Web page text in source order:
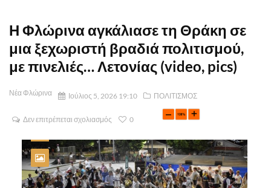
Η Φλώρινα αγκάλιασε τη Θράκη σε
μια ξεχωριστή βραδιά πολιτισμού,
με πινελιές… Λετονίας (video, pics)
Νέα Φλώρινα Ιούλιος 5, 2026 19:10 ΠΟΛΙΤΙΣΜΟΣ
Δεν επιτρέπεται σχολιασμός 0